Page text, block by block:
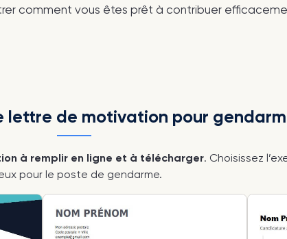
comment vous êtes prêt à contribuer
lettre de motivation pour
à remplir en ligne et à télécharger. Choisissez
pour le poste de gendarme.